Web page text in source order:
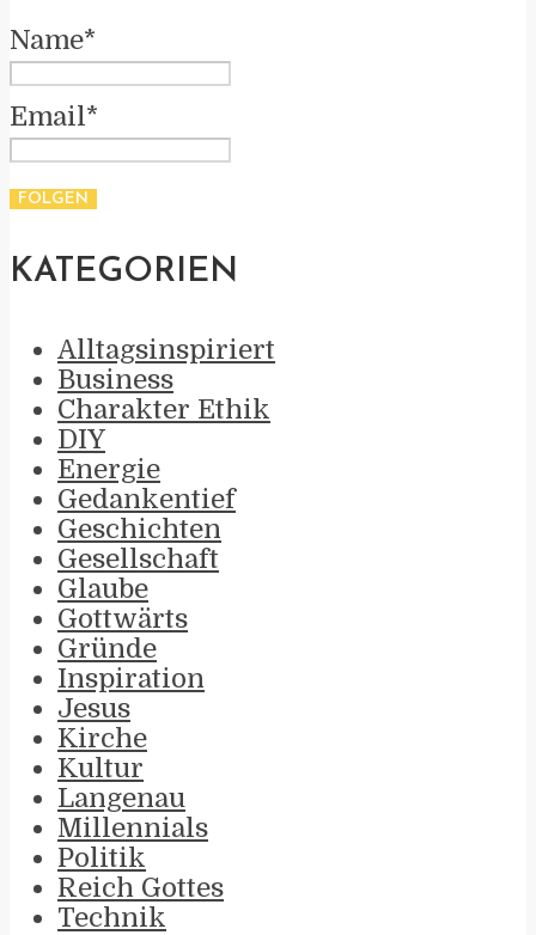
Name*
Email*
KATEGORIEN
Alltagsinspiriert
Business
Charakter Ethik
DIY
Energie
Gedankentief
Geschichten
Gesellschaft
Glaube
Gottwärts
Gründe
Inspiration
Jesus
Kirche
Kultur
Langenau
Millennials
Politik
Reich Gottes
Technik